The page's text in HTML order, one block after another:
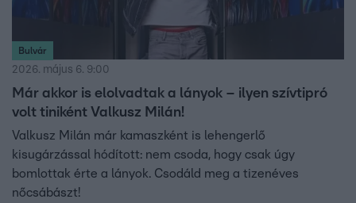
Bulvár
2026. május 6. 9:00
Már akkor is elolvadtak a lányok – ilyen szívtipró
volt tiniként Valkusz Milán!
Valkusz Milán már kamaszként is lehengerlő
kisugárzással hódított: nem csoda, hogy csak úgy
bomlottak érte a lányok. Csodáld meg a tizenéves
nőcsábászt!